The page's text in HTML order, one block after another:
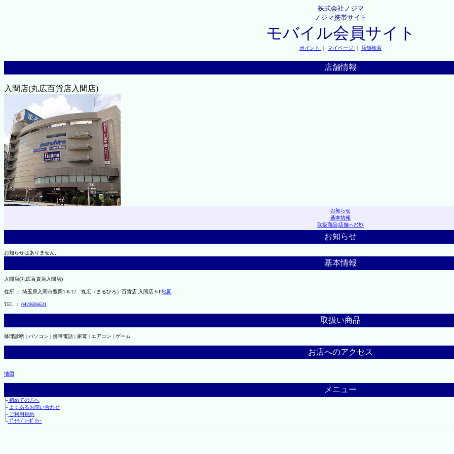
株式会社ノジマ
ノジマ携帯サイト
モバイル会員サイト
ポイント ｜ マイページ ｜ 店舗検索
店舗情報
入間店(丸広百貨店入間店)
お知らせ
基本情報
取扱商品|店舗へｱｸｾｽ
お知らせ
お知らせはありません。
基本情報
入間店(丸広百貨店入間店)
住所 ： 埼玉県入間市豊岡1-6-12 丸広（まるひろ）百貨店 入間店５F地図
TEL ： 0429606631
取扱い商品
修理診断 | パソコン | 携帯電話 | 家電 | エアコン | ゲーム
お店へのアクセス
地図
メニュー
├初めての方へ
├ よくあるお問い合わせ
├ご利用規約
└ﾌﾟﾗｲﾊﾞｼｰﾎﾟﾘｼｰ